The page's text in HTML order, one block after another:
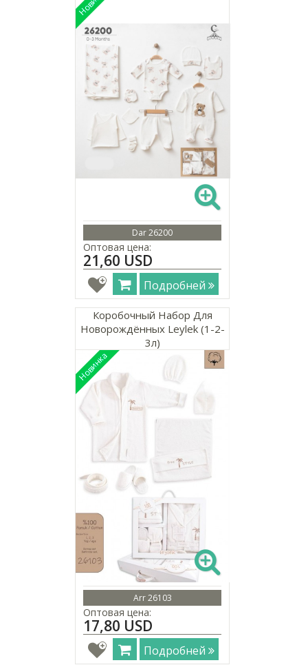
Dar 26200
Оптовая цена:
21,60 USD
Подробней
Коробочный Набор Для
Новорождённых Leylek (1-2-
3л)
Arr 26103
Оптовая цена:
17,80 USD
Подробней